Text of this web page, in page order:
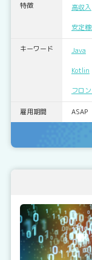
特徴 高収入
安定
キーワード Java
Kotlin
フロ
雇用期間 ASAP